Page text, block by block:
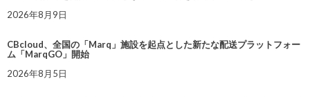
2026年8月9日
CBcloud、全国の「Marq」施設を起点とした新たな配送プラットフォー
ム「MarqGO」開始
2026年8月5日